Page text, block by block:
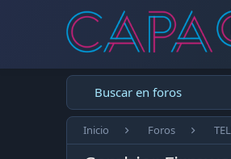
Buscar en foros
Inicio Foros